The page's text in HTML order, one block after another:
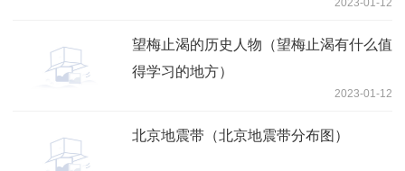
2023-01-12
望梅止渴的历史人物（望梅止渴有什么值
得学习的地方）
2023-01-12
北京地震带（北京地震带分布图）